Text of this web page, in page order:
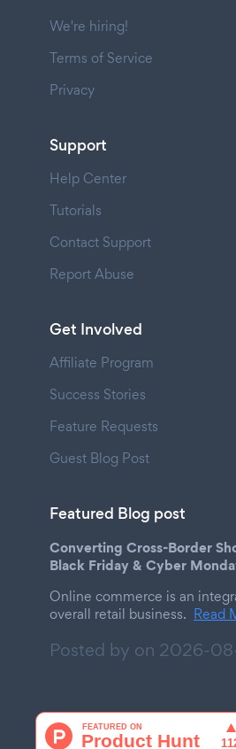
We're hiring!
Terms of Service
Privacy
Support
Help Center
Tutorials
Contact Support
Report Abuse
Get Involved
Affiliate Program
Success Stories
Feature Requests
Guest Blog Post
Featured Blog post
Converting Cross-Border
Black Friday & Cyber
Online commerce is an
overall retail business. Read
Posted by on 2026-